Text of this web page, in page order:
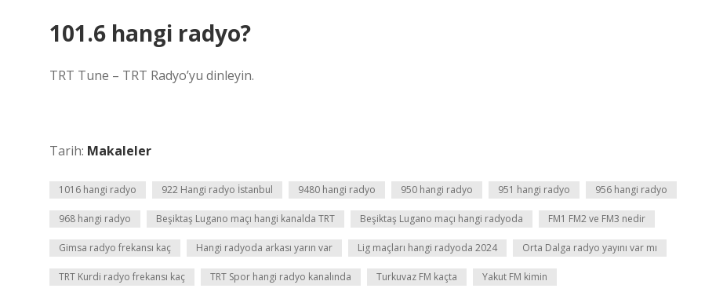
101.6 hangi radyo?
TRT Tune – TRT Radyo’yu dinleyin.
Tarih: Makaleler
1016 hangi radyo 922 Hangi radyo İstanbul 9480 hangi radyo 950 hangi radyo 951 hangi radyo 956 hangi radyo
968 hangi radyo Beşiktaş Lugano maçı hangi kanalda TRT Beşiktaş Lugano maçı hangi radyoda FM1 FM2 ve FM3 nedir
Gimsa radyo frekansı kaç Hangi radyoda arkası yarın var Lig maçları hangi radyoda 2024 Orta Dalga radyo yayını var mı
TRT Kurdi radyo frekansı kaç TRT Spor hangi radyo kanalında Turkuvaz FM kaçta Yakut FM kimin